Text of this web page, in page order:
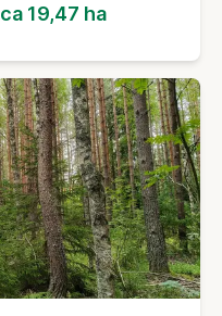
ca 19,47 ha